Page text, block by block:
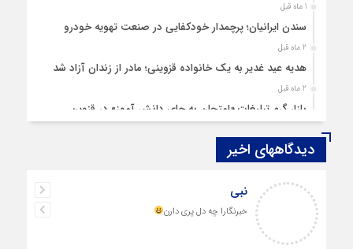
1 ماه قبل
سندن ایرانیان؛ پرچمدار خودکفایی در صنعت تهویه خودرو
2 ماه قبل
هدیه عید غدیر به یک خانواده قزوینی؛ مادر از زندان آزاد شد
2 ماه قبل
بازار گرم تبلیغات «امتحان به جای دانش‌ آموز» در قزوین
قزوین ۱۴۰۴، گام‌هایی در سایه چالش‌ها
چهارشنبه‌ سوری بی‌غوغا
مردم قزوین زیر آوار گرانی مسکن
دیدگاههای اخیر
نبی
خبرنگارا چه دل پری دارن